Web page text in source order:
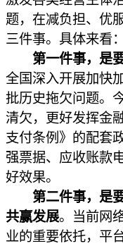
题，在减负担、优
三件事。具体来看：
第一件事，是
全国深入开展加快
批历史拖欠问题。
清欠，更好发挥金
支付条例》的配套
强票据、应收账款
好效果。
第二件事，是
共赢发展。当前网
业的重要依托，平